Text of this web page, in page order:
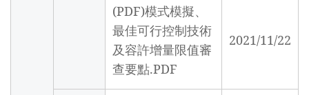
(PDF)模式模擬、
最佳可行控制技術
及容許增量限值審
查要點.PDF
2021/11/22